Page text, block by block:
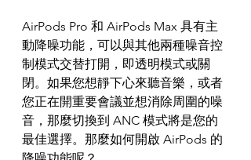
AirPods Pro 和 AirPods Max 具有主
動降噪功能，可以與其他兩種噪音控
制模式交替打開，即透明模式或關
閉。如果您想靜下心來聽音樂，或者
您正在開重要會議並想消除周圍的噪
音，那麼切換到 ANC 模式將是您的
最佳選擇。那麼如何開啟 AirPods 的